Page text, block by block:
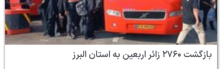
بازگشت ۲۷۶۰ زائر اربعین به استان البرز